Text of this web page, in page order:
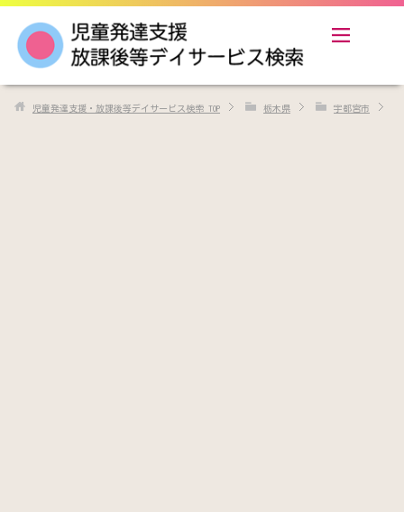
児童発達支援・放課後等デイサービス検索 TOP 栃木県 宇都宮市